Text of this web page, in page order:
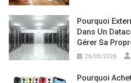
Pourquoi
Dans Un
Gérer Sa
26/05/2026
Pourquoi